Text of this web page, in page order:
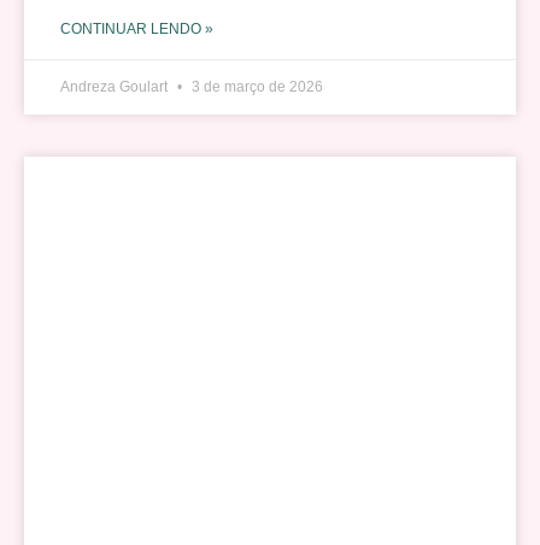
CONTINUAR LENDO »
Andreza Goulart 3 de março de 2026